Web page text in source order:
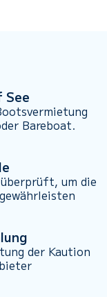
See
Bareboat.
um die
der Kaution